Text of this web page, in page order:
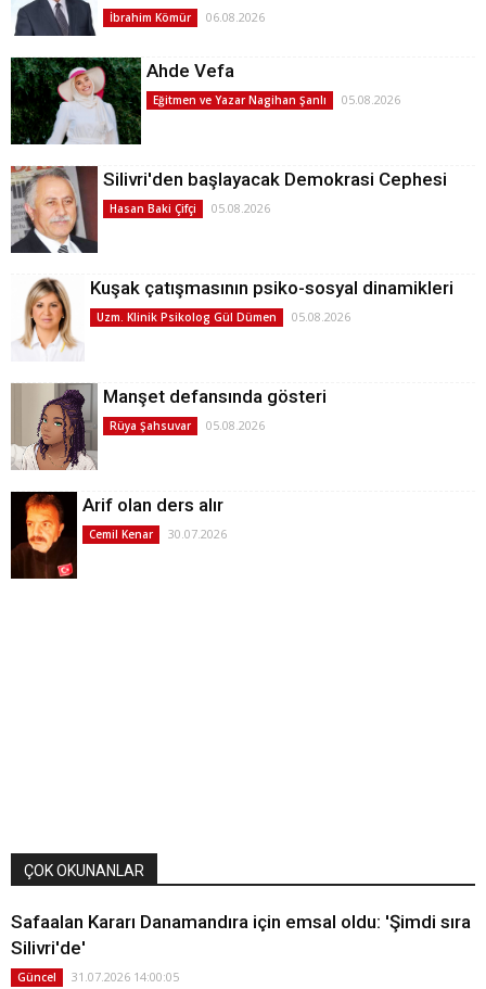
İbrahim Kömür 06.08.2026
Ahde Vefa
Eğitmen ve Yazar Nagihan Şanlı 05.08.2026
Silivri'den başlayacak Demokrasi Cephesi
Hasan Baki Çifçi 05.08.2026
Kuşak çatışmasının psiko-sosyal dinamikleri
Uzm. Klinik Psikolog Gül Dümen 05.08.2026
Manşet defansında gösteri
Rüya Şahsuvar 05.08.2026
Arif olan ders alır
Cemil Kenar 30.07.2026
ÇOK OKUNANLAR
Safaalan Kararı Danamandıra için emsal oldu: 'Şimdi sıra
Silivri'de'
Güncel 31.07.2026 14:00:05